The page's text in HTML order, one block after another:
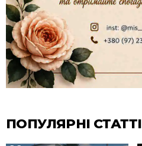
ПОПУЛЯРНІ СТАТТІ